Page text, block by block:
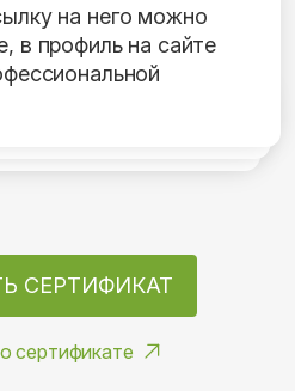
на него можно
в профиль на сайте
СЕРТИФИКАТ
сертификате